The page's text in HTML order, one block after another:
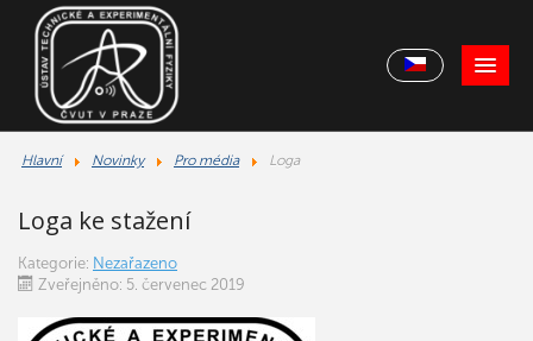
Hlavní Novinky Pro média Loga
Loga ke stažení
Kategorie: Nezařazeno
Zveřejněno: 5. červenec 2019